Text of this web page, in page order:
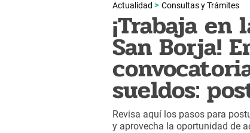
Actualidad Consultas y Trámites
¡Trabaja
San Borja!
sueldos:
Revisa aquí los pasos para
y aprovecha la oportunidad de